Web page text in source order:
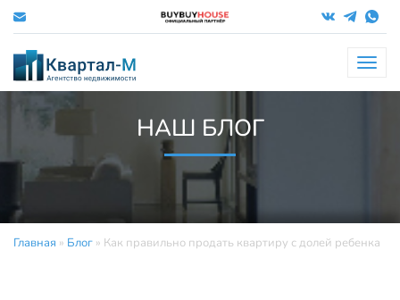
Меню
НАШ БЛОГ
Главная » Блог » Как правильно продать квартиру с долей ребенка